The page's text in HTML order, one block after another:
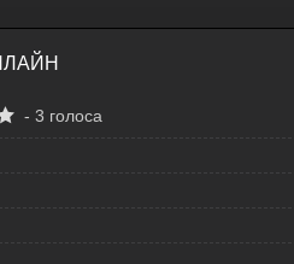
- 3 голоса